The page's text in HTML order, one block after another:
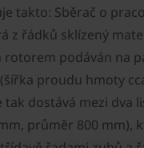
takto: Sběrač o
z řádků sklízený
rotorem podáván na
proudu hmoty
tak dostává mezi dva
průměr 800 mm),